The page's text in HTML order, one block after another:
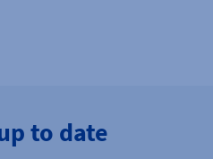
to date